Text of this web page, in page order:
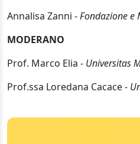
Annalisa Zanni -Fondazione e
MODERANO
Prof. Marco Elia - Universitas
Prof.ssa Loredana Cacace -